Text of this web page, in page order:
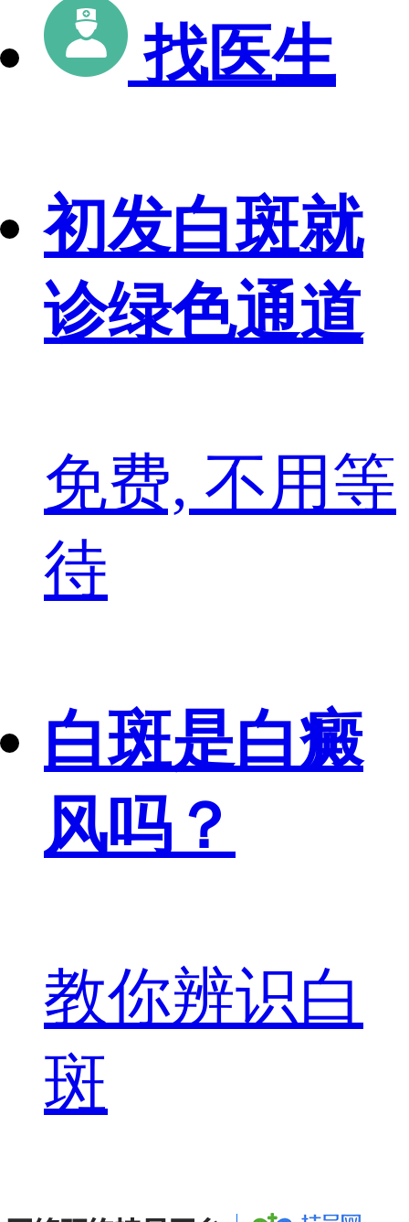
找医生
初发白斑就
诊绿色通道
免费, 不用等
待
白斑是白癜
风吗？
教你辨识白
斑